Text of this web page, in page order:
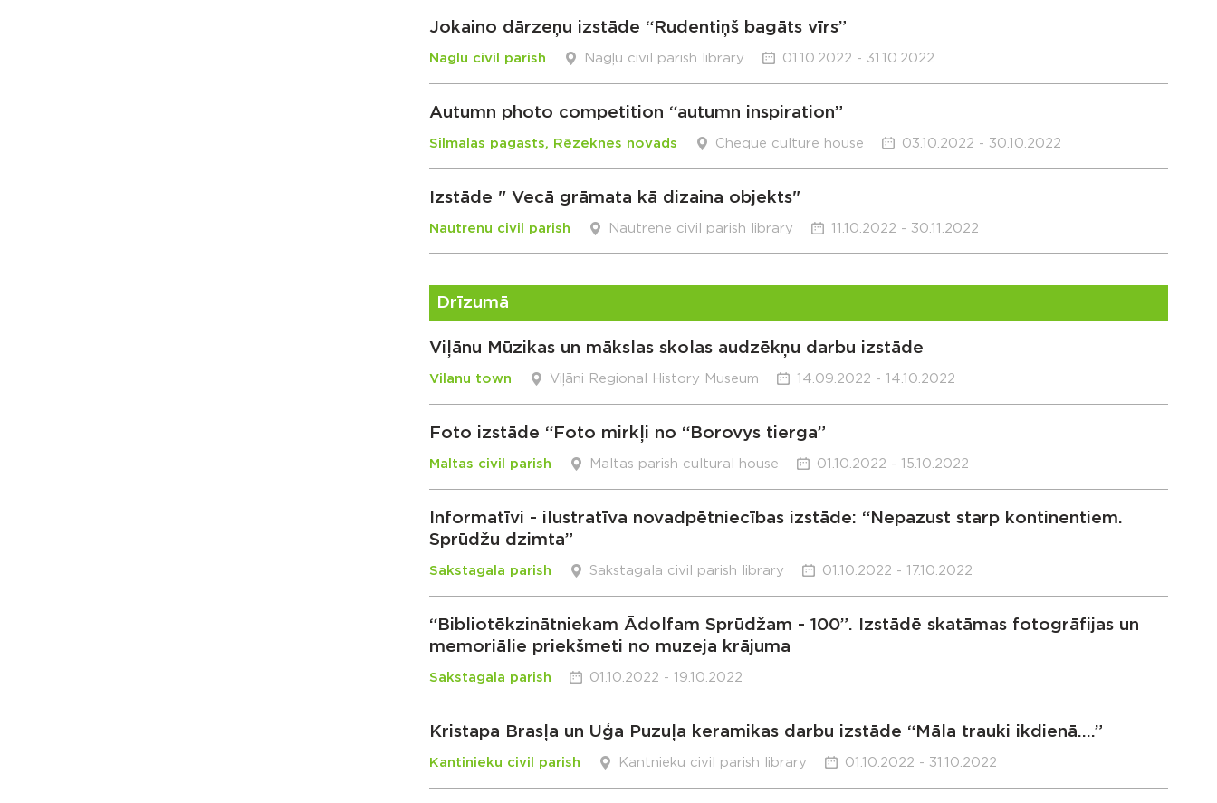
Jokaino dārzeņu izstāde “Rudentiņš bagāts vīrs”
Naglu civil parish Nagļu civil parish library 01.10.2022 - 31.10.2022
Autumn photo competition “autumn inspiration”
Silmalas pagasts, Rēzeknes novads Cheque culture house 03.10.2022 - 30.10.2022
Izstāde " Vecā grāmata kā dizaina objekts"
Nautrenu civil parish Nautrene civil parish library 11.10.2022 - 30.11.2022
Drīzumā
Viļānu Mūzikas un mākslas skolas audzēkņu darbu izstāde
Vilanu town Viļāni Regional History Museum 14.09.2022 - 14.10.2022
Foto izstāde “Foto mirkļi no “Borovys tierga”
Maltas civil parish Maltas parish cultural house 01.10.2022 - 15.10.2022
Informatīvi - ilustratīva novadpētniecības izstāde: “Nepazust starp kontinentiem.
Sprūdžu dzimta”
Sakstagala parish Sakstagala civil parish library 01.10.2022 - 17.10.2022
“Bibliotēkzinātniekam Ādolfam Sprūdžam - 100”. Izstādē skatāmas fotogrāfijas un
memoriālie priekšmeti no muzeja krājuma
Sakstagala parish 01.10.2022 - 19.10.2022
Kristapa Brasļa un Uģa Puzuļa keramikas darbu izstāde “Māla trauki ikdienā….”
Kantinieku civil parish Kantnieku civil parish library 01.10.2022 - 31.10.2022